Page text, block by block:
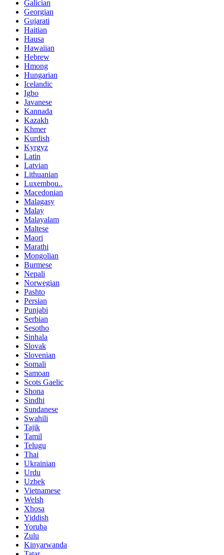
Galician
Georgian
Gujarati
Haitian
Hausa
Hawaiian
Hebrew
Hmong
Hungarian
Icelandic
Igbo
Javanese
Kannada
Kazakh
Khmer
Kurdish
Kyrgyz
Latin
Latvian
Lithuanian
Luxembou..
Macedonian
Malagasy
Malay
Malayalam
Maltese
Maori
Marathi
Mongolian
Burmese
Nepali
Norwegian
Pashto
Persian
Punjabi
Serbian
Sesotho
Sinhala
Slovak
Slovenian
Somali
Samoan
Scots Gaelic
Shona
Sindhi
Sundanese
Swahili
Tajik
Tamil
Telugu
Thai
Ukrainian
Urdu
Uzbek
Vietnamese
Welsh
Xhosa
Yiddish
Yoruba
Zulu
Kinyarwanda